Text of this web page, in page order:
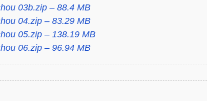
03b.zip – 88.4 MB
04.zip – 83.29 MB
05.zip – 138.19 MB
06.zip – 96.94 MB